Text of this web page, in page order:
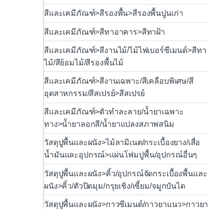
สีและเคมีภัณฑ์>สีรองพื้น>สีรองพื้นปูนเก่า
สีและเคมีภัณฑ์>สีทาอาคาร>สีทาฝ้า
สีและเคมีภัณฑ์>สีงานไม้/ไม้ไฟเบอร์ซีเมนต์>สีทา
ไม้/สีย้อมไม้/สีรองพื้นไม้
สีและเคมีภัณฑ์>สีงานเฉพาะ/สีเคลือบพิเศษ/สี
อุตสาหกรรม/สีสเปรย์>สีสเปรย์
สีและเคมีภัณฑ์>ตัวทำละลาย/น้ำยาเฉพาะ
ทาง>น้ำยาลอกสี/น้ำยาแปลงสภาพสนิม
วัสดุปูพื้นและผนัง>ไม้ลามิเนต/กระเบื้องยาง/เสื่อ
น้ำมันและอุปกรณ์>แผ่นโฟมปูพื้น/อุปกรณ์อื่นๆ
วัสดุปูพื้นและผนัง>คิ้ว/อุปกรณ์จัดกระเบื้องพื้นและ
ผนัง>คิ้ว/ตัวปิดมุม/กรุยเชิง/เซี้ยม/จมูกบันได
วัสดุปูพื้นและผนัง>กาวซีเมนต์/กาวยาแนว>กาวยา